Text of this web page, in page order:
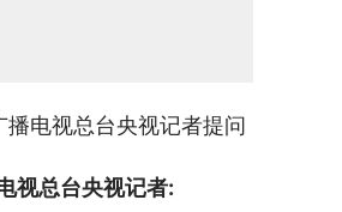
播电视总台央视记者提问
视总台央视记者: